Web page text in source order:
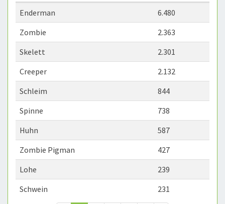
Enderman
6.480
Zombie
2.363
Skelett
2.301
Creeper
2.132
Schleim
844
Spinne
738
Huhn
587
Zombie Pigman
427
Lohe
239
Schwein
231